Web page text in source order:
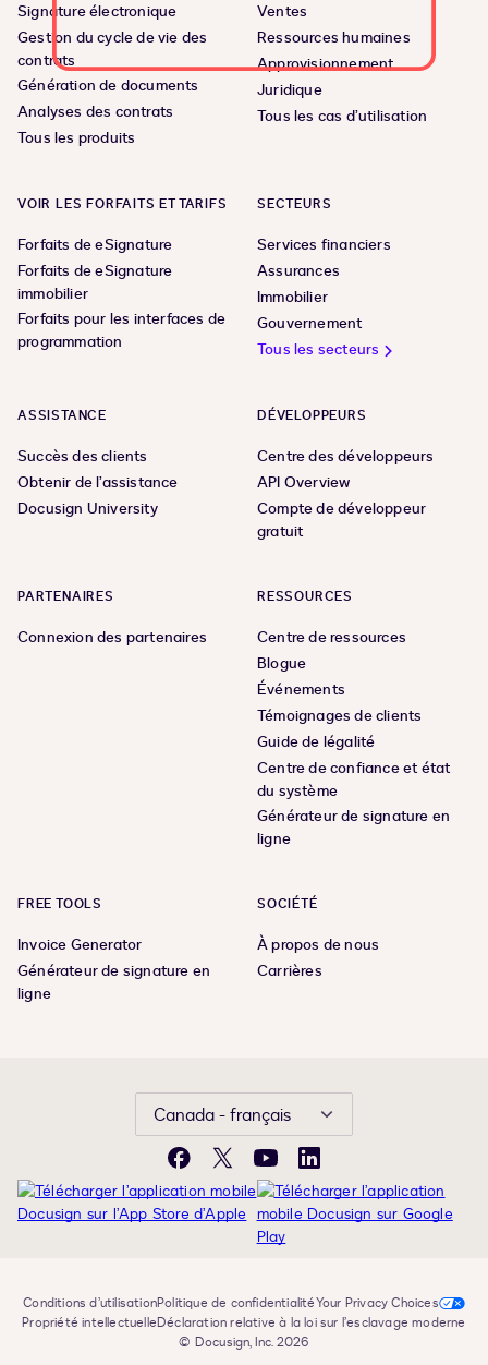
Signature électronique
Gestion du cycle de vie des
contrats
Génération de documents
Analyses des contrats
Tous les produits
Ventes
Ressources humaines
Approvisionnement
Juridique
Tous les cas d’utilisation
VOIR LES FORFAITS ET TARIFS
Forfaits de eSignature
Forfaits de eSignature
immobilier
Forfaits pour les interfaces de
programmation
SECTEURS
Services financiers
Assurances
Immobilier
Gouvernement
Tous les secteurs
ASSISTANCE
Succès des clients
Obtenir de l’assistance
Docusign University
DÉVELOPPEURS
Centre des développeurs
API Overview
Compte de développeur
gratuit
PARTENAIRES
Connexion des partenaires
RESSOURCES
Centre de ressources
Blogue
Événements
Témoignages de clients
Guide de légalité
Centre de confiance et état
du système
Générateur de signature en
ligne
FREE TOOLS
Invoice Generator
Générateur de signature en
ligne
SOCIÉTÉ
À propos de nous
Carrières
Canada - français
Facebook
X YouTubeLinkedIn
Conditions d’utilisationPolitique de confidentialitéYour Privacy Choices
Propriété intellectuelleDéclaration relative à la loi sur l’esclavage moderne
© Docusign, Inc. 2026